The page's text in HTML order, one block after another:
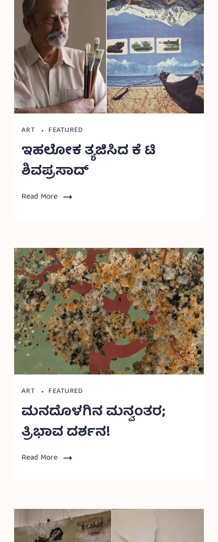
ART FEATURED
ಇಹಲೋಕ ತ್ಯಜಿಸಿದ ಕೆ ಟಿ
ಶಿವಪ್ರಸಾದ್
Read More
ART FEATURED
ಮನದೊಳಗಿನ ಮನ್ವಂತರ;
ತ್ರಿಭಾವ ದರ್ಶನ!
Read More